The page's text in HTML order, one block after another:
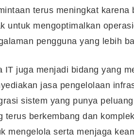
terus meningkat
untuk mengoptimalkan
pengguna yang lebih
IT juga menjadi bidang yang
jasa pengelolaan
sistem yang punya
terus berkembang dan
mengelola serta menjaga